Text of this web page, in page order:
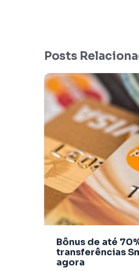
Posts
Bônus de até
transferências
agora